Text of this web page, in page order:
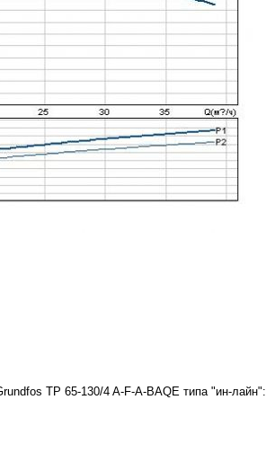
TP 65-130/4 A-F-A-BAQE типа "ин-лайн":